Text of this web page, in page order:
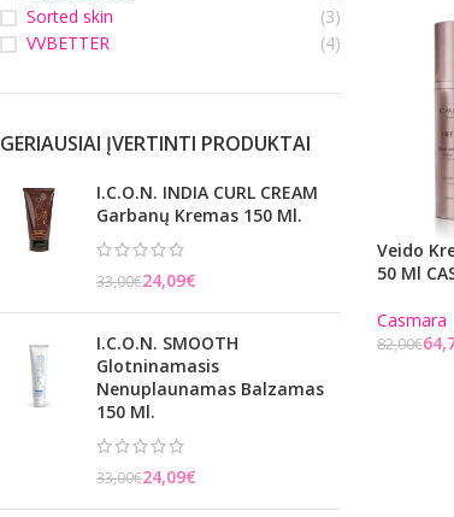
Sorted skin
(3)
VVBETTER
(4)
GERIAUSIAI ĮVERTINTI PRODUKTAI
I.C.O.N. INDIA CURL CREAM
Garbanų Kremas 150 Ml.
33,00€24,09€
I.C.O.N. SMOOTH
Glotninamasis
Nenuplaunamas Balzamas
150 Ml.
33,00€24,09€
Veido
50 Ml
Casmara
82,00€